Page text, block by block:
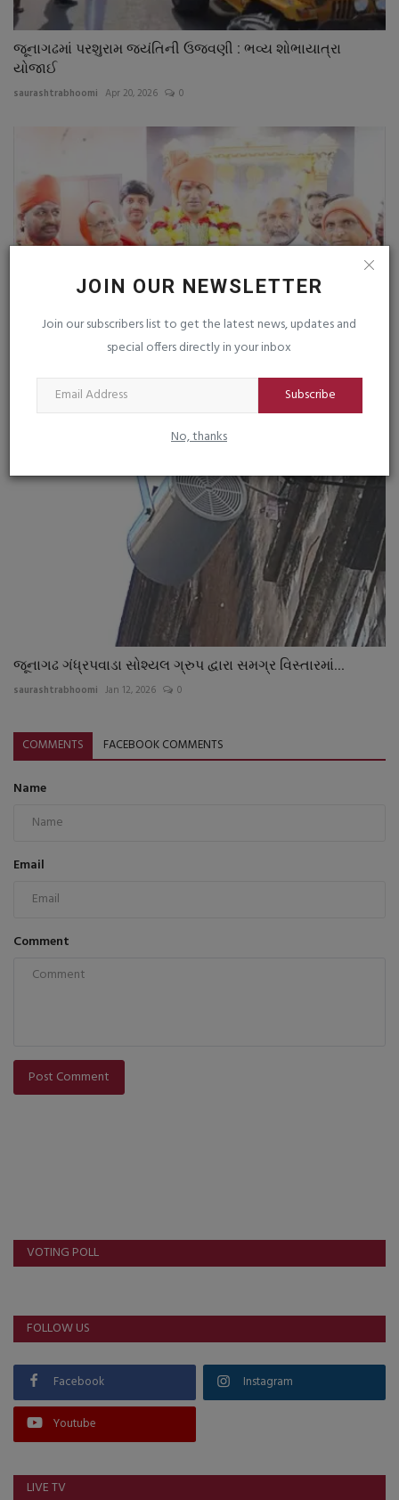
JOIN OUR NEWSLETTER
Join our subscribers list to get the latest news, updates and
special offers directly in your inbox
Subscribe
No, thanks
જૂનાગઢમાં પરશુરામ જયંતિની ઉજવણી : ભવ્ય શોભાયાત્રા
યોજાઈ
saurashtrabhoomi Apr 20, 2026 0
saurashtrabhoomi Jan 19, 2026
જૂનાગઢ ગંધ્રપવાડા સોશ્યલ ગ્રુપ દ્વારા સમગ્ર વિસ્તારમાં...
saurashtrabhoomi Jan 12, 2026 0
COMMENTS FACEBOOK COMMENTS
Name
Email
Comment
Post Comment
VOTING POLL
FOLLOW US
Facebook Instagram
Youtube
LIVE TV